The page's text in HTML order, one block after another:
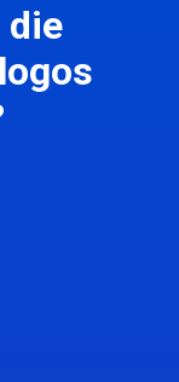
die